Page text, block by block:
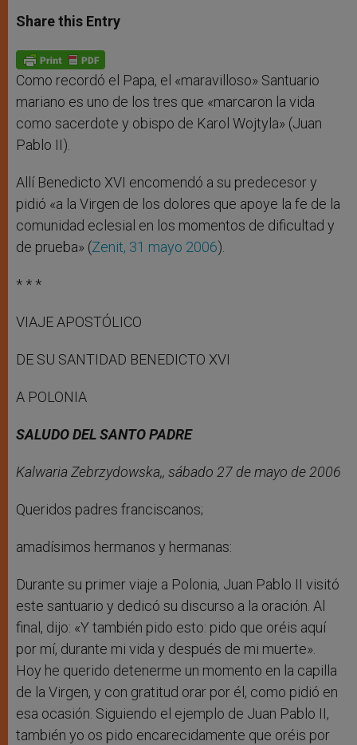
t
s
p
p
s
e
g
e
r
e
b
o
k
Share this Entry
Como recordó el Papa, el «maravilloso» Santuario
mariano es uno de los tres que «marcaron la vida
como sacerdote y obispo de Karol Wojtyla» (Juan
Pablo II).
Allí Benedicto XVI encomendó a su predecesor y
pidió «a la Virgen de los dolores que apoye la fe de la
comunidad eclesial en los momentos de dificultad y
de prueba» (Zenit, 31 mayo 2006).
* * *
VIAJE APOSTÓLICO
DE SU SANTIDAD BENEDICTO XVI
A POLONIA
SALUDO DEL SANTO PADRE
Kalwaria Zebrzydowska,, sábado 27 de mayo de 2006
Queridos padres franciscanos;
amadísimos hermanos y hermanas:
Durante su primer viaje a Polonia, Juan Pablo II visitó
este santuario y dedicó su discurso a la oración. Al
final, dijo: «Y también pido esto: pido que oréis aquí
por mí, durante mi vida y después de mi muerte».
Hoy he querido detenerme un momento en la capilla
de la Virgen, y con gratitud orar por él, como pidió en
esa ocasión. Siguiendo el ejemplo de Juan Pablo II,
también yo os pido encarecidamente que oréis por